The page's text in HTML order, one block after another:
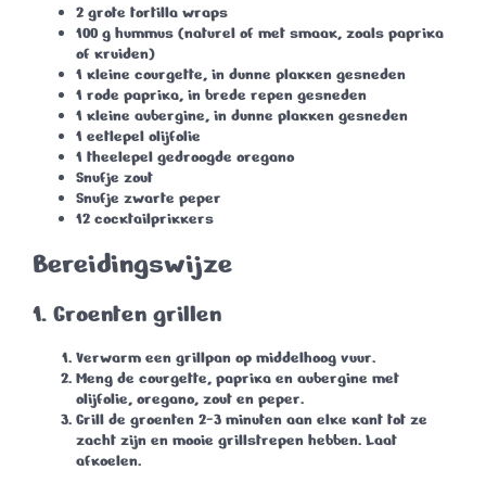
2 grote tortilla wraps
100 g hummus (naturel of met smaak, zoals paprika
of kruiden)
1 kleine courgette, in dunne plakken gesneden
1 rode paprika, in brede repen gesneden
1 kleine aubergine, in dunne plakken gesneden
1 eetlepel olijfolie
1 theelepel gedroogde oregano
Snufje zout
Snufje zwarte peper
12 cocktailprikkers
Bereidingswijze
1. Groenten grillen
Verwarm een grillpan op middelhoog vuur.
Meng de courgette, paprika en aubergine met
olijfolie, oregano, zout en peper.
Grill de groenten 2-3 minuten aan elke kant tot ze
zacht zijn en mooie grillstrepen hebben. Laat
afkoelen.